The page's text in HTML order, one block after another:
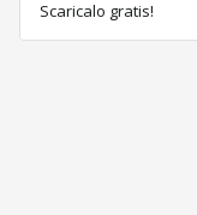
Scaricalo gratis!